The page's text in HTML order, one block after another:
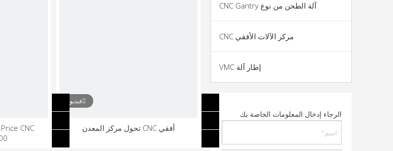
فيديو
أفقي CNC تحول مركز المعدن
آلة الطحن من نوع CNC Gantry
مركز الآلات الأفقي CNC
إطار آلة VMC
الرجاء إدخال المعلومات الخاصة بك